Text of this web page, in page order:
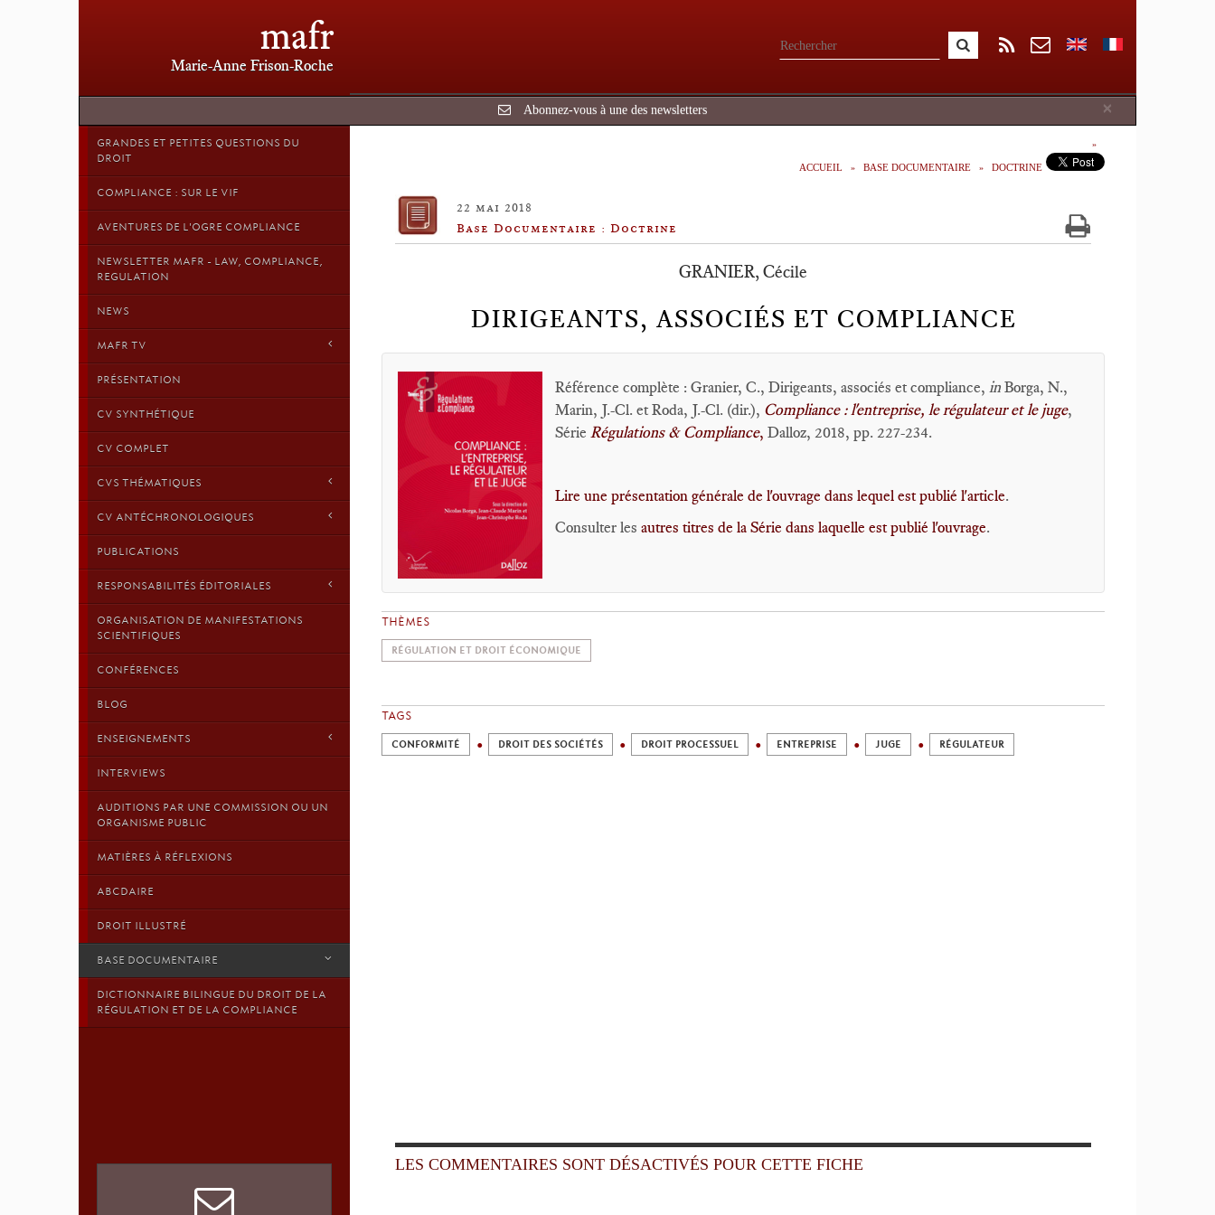
mafr
Marie-Anne Frison-Roche
×
Abonnez-vous à une des newsletters
GRANDES ET PETITES QUESTIONS DU
DROIT
COMPLIANCE : SUR LE VIF
AVENTURES DE L'OGRE COMPLIANCE
NEWSLETTER MAFR - LAW, COMPLIANCE,
REGULATION
NEWS
MAFR TV
PRÉSENTATION
CV SYNTHÉTIQUE
CV COMPLET
CVS THÉMATIQUES
CV ANTÉCHRONOLOGIQUES
PUBLICATIONS
RESPONSABILITÉS ÉDITORIALES
ORGANISATION DE MANIFESTATIONS
SCIENTIFIQUES
CONFÉRENCES
BLOG
ENSEIGNEMENTS
INTERVIEWS
AUDITIONS PAR UNE COMMISSION OU UN
ORGANISME PUBLIC
MATIÈRES À RÉFLEXIONS
ABCDAIRE
DROIT ILLUSTRÉ
BASE DOCUMENTAIRE
DICTIONNAIRE BILINGUE DU DROIT DE LA
RÉGULATION ET DE LA COMPLIANCE
ACCUEIL BASE DOCUMENTAIRE DOCTRINE
22 mai 2018
Base Documentaire : Doctrine
GRANIER, Cécile
DIRIGEANTS, ASSOCIÉS ET COMPLIANCE
Référence complète : Granier, C., Dirigeants, associés et compliance, in Borga, N.,
Marin, J.-Cl. et Roda, J.-Cl. (dir.), Compliance : l'entreprise, le régulateur et le juge,
Série Régulations & Compliance, Dalloz, 2018, pp. 227-234.
Lire une présentation générale de l'ouvrage dans lequel est publié l'article.
Consulter les autres titres de la Série dans laquelle est publié l'ouvrage.
THÈMES
RÉGULATION ET DROIT ÉCONOMIQUE
TAGS
CONFORMITÉ DROIT DES SOCIÉTÉS DROIT PROCESSUEL ENTREPRISE JUGE RÉGULATEUR
LES COMMENTAIRES SONT DÉSACTIVÉS POUR CETTE FICHE